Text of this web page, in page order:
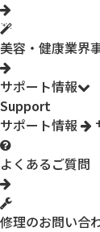
美容・健康業界
サポート情報
Support
サポート情報
よくあるご質問
修理のお問い合